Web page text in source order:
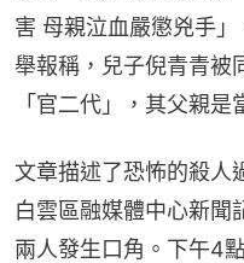
害 母親泣血嚴懲兇手
舉報稱，兒子倪青青被
「官二代」，其父親是
文章描述了恐怖的殺人
白雲區融媒體中心新聞
兩人發生口角。下午4